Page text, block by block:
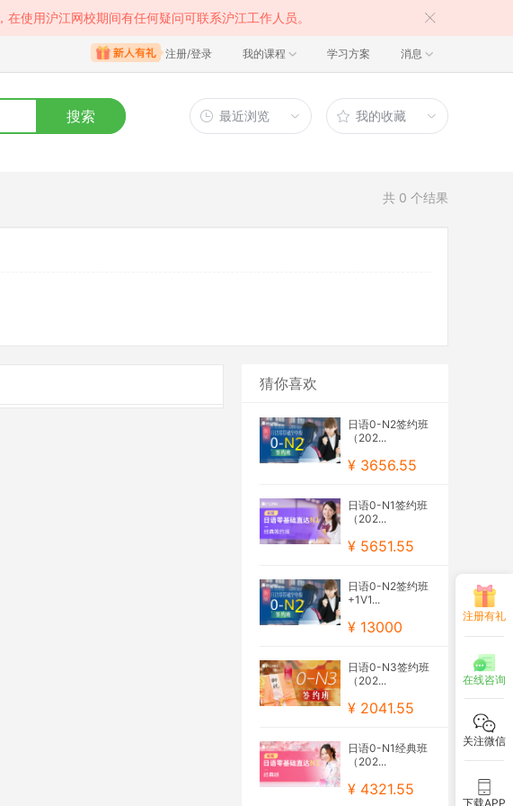
使用沪江网校期间有任何疑问可联系沪江工作人员。
注册/登录 我的课程 学习方案 消息
搜索 最近浏览 我的收藏
共 0 个结果
猜你喜欢
日语0-N2签约班
（202...
¥ 3656.55
日语0-N1签约班
（202...
¥ 5651.55
日语0-N2签约班
+1V1...
¥ 13000
日语0-N3签约班
（202...
¥ 2041.55
日语0-N1经典班
（202...
¥ 4321.55
注册有礼
在线咨询
关注微信
下载APP